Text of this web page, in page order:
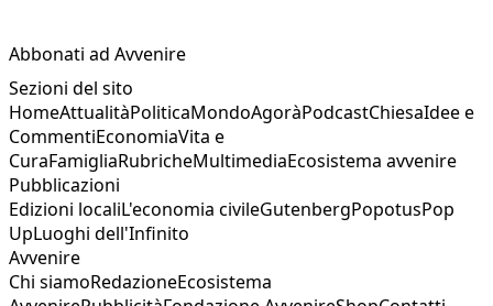
Abbonati ad Avvenire
Sezioni del sito
HomeAttualitàPoliticaMondoAgoràPodcastChiesaIdee e
CommentiEconomiaVita e
CuraFamigliaRubricheMultimediaEcosistema avvenire
Pubblicazioni
Edizioni localiL'economia civileGutenbergPopotusPop
UpLuoghi dell'Infinito
Avvenire
Chi siamoRedazioneEcosistema